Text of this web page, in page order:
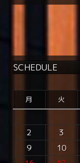
SCHEDULE
月 火
2
3
9
10